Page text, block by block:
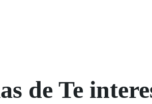
de Te